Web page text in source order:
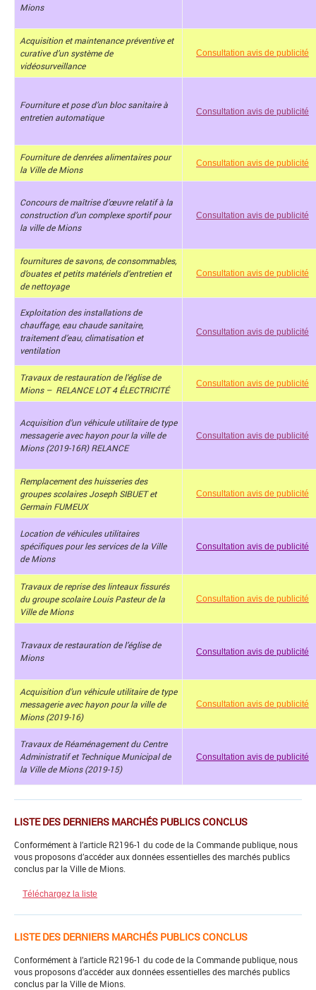
Mions
Acquisition et maintenance préventive et
curative d’un système de
vidéosurveillance
Consultation avis de publicité
Fourniture et pose d’un bloc sanitaire à
entretien automatique
Consultation avis de publicité
Fourniture de denrées alimentaires pour
la Ville de Mions
Consultation avis de publicité
Concours de maîtrise d’œuvre relatif à la
construction d’un complexe sportif pour
la ville de Mions
Consultation avis de publicité
fournitures de savons, de consommables,
d’ouates et petits matériels d’entretien et
de nettoyage
Consultation avis de publicité
Exploitation des installations de
chauffage, eau chaude sanitaire,
traitement d’eau, climatisation et
ventilation
Consultation avis de publicité
Travaux de restauration de l’église de
Mions – RELANCE LOT 4 ÉLECTRICITÉ
Consultation avis de publicité
Acquisition d’un véhicule utilitaire de type
messagerie avec hayon pour la ville de
Mions (2019-16R) RELANCE
Consultation avis de publicité
Remplacement des huisseries des
groupes scolaires Joseph SIBUET et
Germain FUMEUX
Consultation avis de publicité
Location de véhicules utilitaires
spécifiques pour les services de la Ville
de Mions
Consultation avis de publicité
Travaux de reprise des linteaux fissurés
du groupe scolaire Louis Pasteur de la
Ville de Mions
Consultation avis de publicité
Travaux de restauration de l’église de
Mions
Consultation avis de publicité
Acquisition d’un véhicule utilitaire de type
messagerie avec hayon pour la ville de
Mions (2019-16)
Consultation avis de publicité
Travaux de Réaménagement du Centre
Administratif et Technique Municipal de
la Ville de Mions (2019-15)
Consultation avis de publicité
LISTE DES DERNIERS MARCHÉS PUBLICS CONCLUS
Conformément à l’article R2196-1 du code de la Commande publique, nous
vous proposons d’accéder aux données essentielles des marchés publics
conclus par la Ville de Mions.
Téléchargez la liste
LISTE DES DERNIERS MARCHÉS PUBLICS CONCLUS
Conformément à l’article R2196-1 du code de la Commande publique, nous
vous proposons d’accéder aux données essentielles des marchés publics
conclus par la Ville de Mions.